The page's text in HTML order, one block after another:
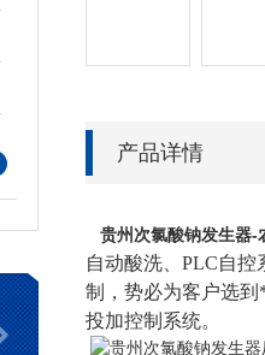
产品详情
贵州次氯酸钠发生器-
自动酸洗、PLC自
制，势必为客户选
投加控制系统。